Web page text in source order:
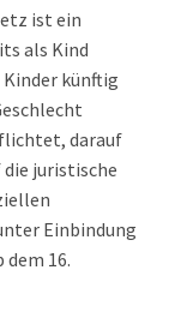
ist ein
als Kind
Kinder künftig
darauf
die juristische
Einbindung
16.